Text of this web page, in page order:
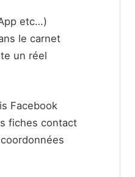
etc…)
le carnet
un réel
Facebook
fiches contact